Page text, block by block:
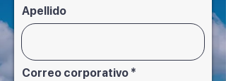
Apellido
Correo corporativo